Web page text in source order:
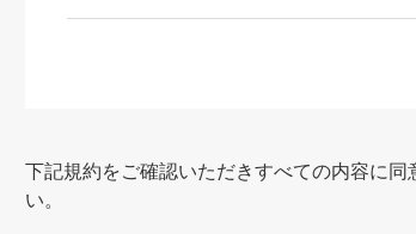
下記規約をご確認いただきすべての内容に
い。